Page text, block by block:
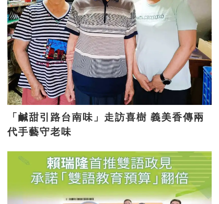
「鹹甜引路台南味」走訪喜樹 義美香傳兩
代手藝守老味